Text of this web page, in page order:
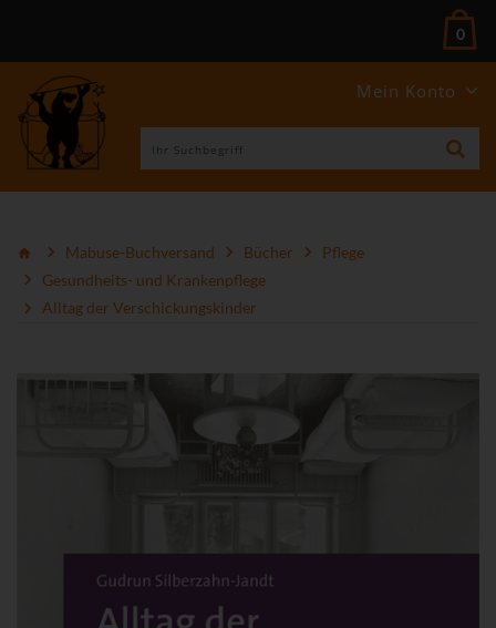
Mein Konto
0
Mabuse-Buchversand Bücher
Pflege
Gesundheits- und Krankenpflege
Alltag der Verschickungskinder